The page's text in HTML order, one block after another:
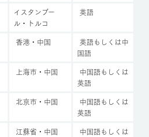
イスタンブー
ル・トルコ
英語
香港・中国
英語もしくは中
国語
上海市・中国
中国語もしくは
英語
北京市・中国
中国語もしくは
英語
江蘇省・中国
中国語もしくは